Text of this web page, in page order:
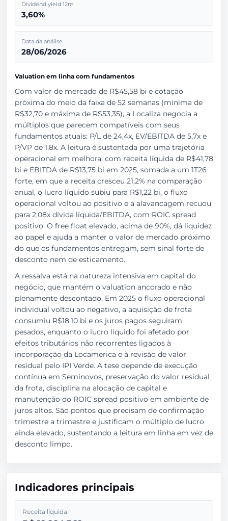
Dividend yield 12m
3,60%
Data da análise
28/06/2026
Valuation em linha com fundamentos
Com valor de mercado de R$45,58 bi e cotação
próxima do meio da faixa de 52 semanas (mínima de
R$32,70 e máxima de R$53,35), a Localiza negocia a
múltiplos que parecem compatíveis com seus
fundamentos atuais: P/L de 24,4x, EV/EBITDA de 5,7x e
P/VP de 1,8x. A leitura é sustentada por uma trajetória
operacional em melhora, com receita líquida de R$41,78
bi e EBITDA de R$13,75 bi em 2025, somada a um 1T26
forte, em que a receita cresceu 21,2% na comparação
anual, o lucro líquido subiu para R$1,22 bi, o fluxo
operacional voltou ao positivo e a alavancagem recuou
para 2,08x dívida líquida/EBITDA, com ROIC spread
positivo. O free float elevado, acima de 90%, dá liquidez
ao papel e ajuda a manter o valor de mercado próximo
do que os fundamentos entregam, sem sinal forte de
desconto nem de esticamento.
A ressalva está na natureza intensiva em capital do
negócio, que mantém o valuation ancorado e não
plenamente descontado. Em 2025 o fluxo operacional
individual voltou ao negativo, a aquisição de frota
consumiu R$18,10 bi e os juros pagos seguiram
pesados, enquanto o lucro líquido foi afetado por
efeitos tributários não recorrentes ligados à
incorporação da Locamerica e à revisão de valor
residual pelo IPI Verde. A tese depende de execução
contínua em Seminovos, preservação do valor residual
da frota, disciplina na alocação de capital e
manutenção do ROIC spread positivo em ambiente de
juros altos. São pontos que precisam de confirmação
trimestre a trimestre e justificam o múltiplo de lucro
ainda elevado, sustentando a leitura em linha em vez de
desconto limpo.
Indicadores principais
Receita líquida